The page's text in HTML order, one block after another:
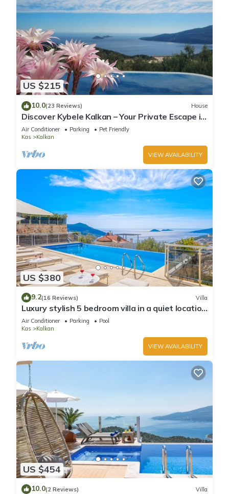
US $215
10.0(23 Reviews) House
Discover Kybele Kalkan – Your Private Escape in
Paradise
Air Conditioner Parking
Pet Friendly
Kas
Kalkan
VIEW AVAILABILITY
US $380
9.2(16 Reviews) Villa
Luxury stylish 5 bedroom villa in a quiet location
with wonderful sea views
Air Conditioner Parking
Pool
Kas
Kalkan
VIEW AVAILABILITY
US $454
10.0(2 Reviews) Villa